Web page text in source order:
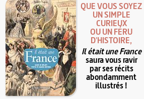
QUE VOUS SOYEZ
UN SIMPLE
CURIEUX
OU UN FÉRU
D'HISTOIRE,
Il était une France
saura vous ravir
par ses récits
abondamment
illustrés !